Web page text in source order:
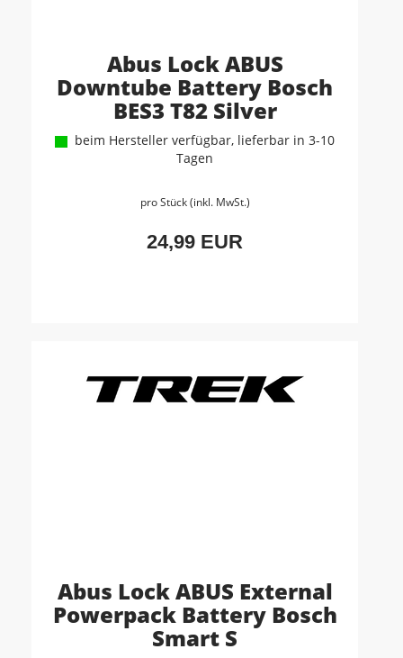
Abus Lock ABUS
Downtube Battery Bosch
BES3 T82 Silver
beim Hersteller verfügbar, lieferbar in 3-10
Tagen
pro Stück (inkl. MwSt.)
24,99 EUR
Abus Lock ABUS External
Powerpack Battery Bosch
Smart S